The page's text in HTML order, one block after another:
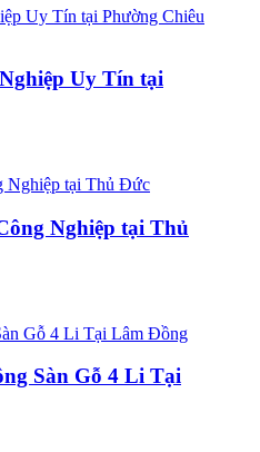
Uy Tín tại
Nghiệp tại Thủ
Sàn Gỗ 4 Li Tại